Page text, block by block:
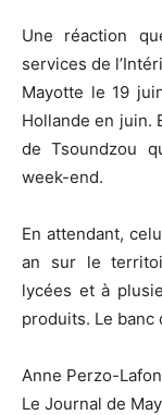
Une réaction
services de
Mayotte le 19
Hollande en juin.
de Tsoundzou
week-end.
En attendant,
an sur le
lycées et à
produits. Le banc
Anne Perzo-
Le Journal de